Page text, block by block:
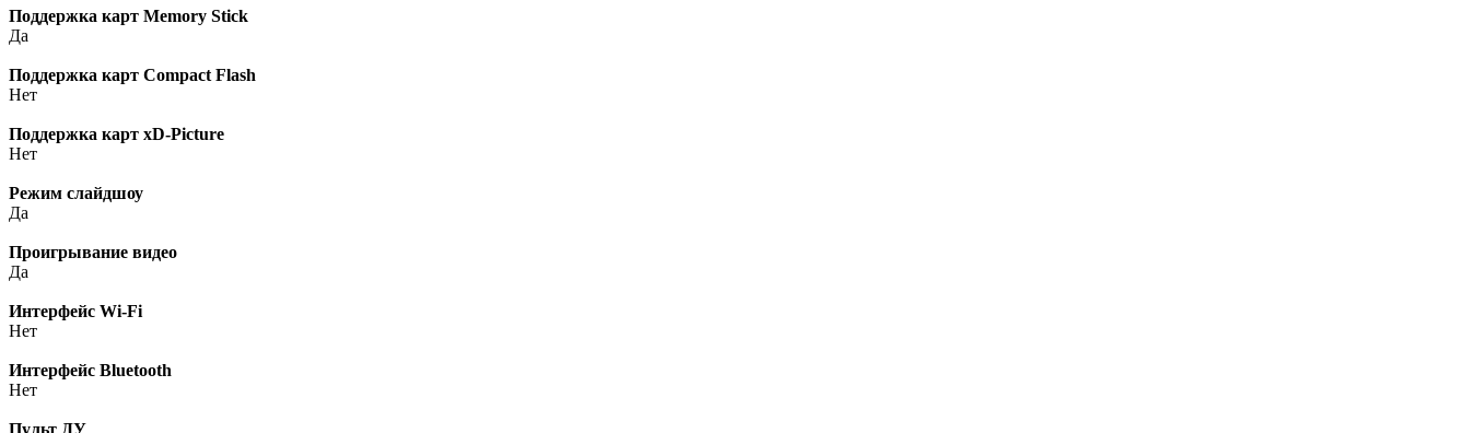
Поддержка карт Memory Stick
Да
Поддержка карт Compact Flash
Нет
Поддержка карт xD-Picture
Нет
Режим слайдшоу
Да
Проигрывание видео
Да
Интерфейс Wi-Fi
Нет
Интерфейс Bluetooth
Нет